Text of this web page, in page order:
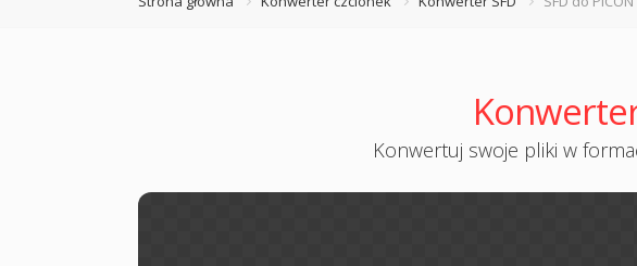
Konwertuj swoje pliki w